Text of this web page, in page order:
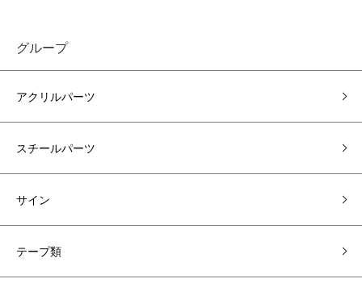
グループ
アクリルパーツ
スチールパーツ
サイン
テープ類